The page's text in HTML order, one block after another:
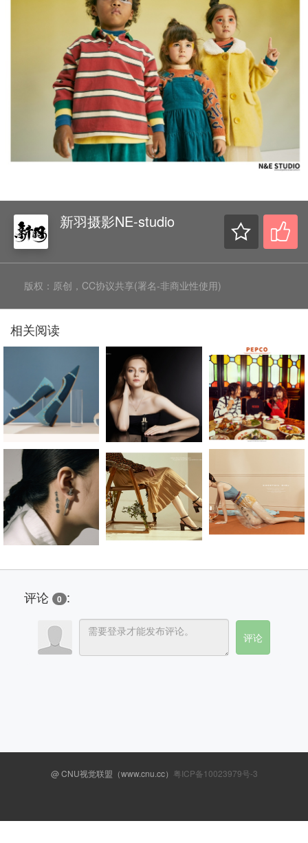
新羽摄影NE-studio
版权：原创，CC协议共享(署名-非商业性使用)
相关阅读
评论 0 :
@ CNU视觉联盟（www.cnu.cc） 粤ICP备10023979号-3